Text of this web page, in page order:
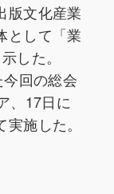
版文化産業
として「業
した。
回の総会
、17日に
施した。